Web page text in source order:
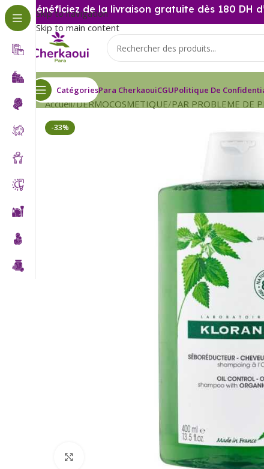
Skip to navigation
Skip to main content
Bénéficiez de la livraison gratuite dès 180 DH
CatégoriesPara CherkaouiCGUPolitique De
Accueil DERMOCOSMETIQUE PAR PROBLEME DE
-33%